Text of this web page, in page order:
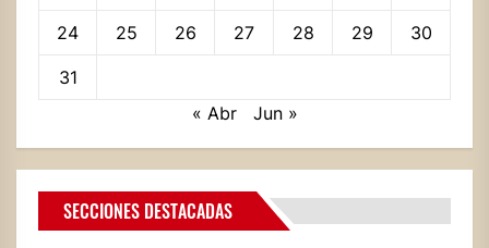
24 25 26 27 28 29 30
31
« Abr
Jun »
SECCIONES DESTACADAS